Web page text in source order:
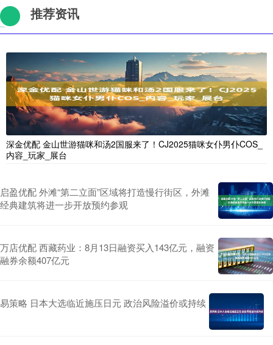
推荐资讯
深金优配 金山世游猫咪和汤2国服来了！CJ2025猫咪女仆男仆COS_
内容_玩家_展台
启盈优配 外滩“第二立面”区域将打造慢行街区，外滩
经典建筑将进一步开放预约参观
万店优配 西藏药业：8月13日融资买入143亿元，融资
融券余额407亿元
易策略 日本大选临近施压日元 政治风险溢价或持续